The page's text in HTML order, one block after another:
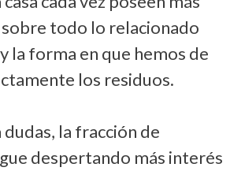
todo lo relacionado
la forma en que hemos de
los residuos.
dudas, la fracción de
despertando más interés